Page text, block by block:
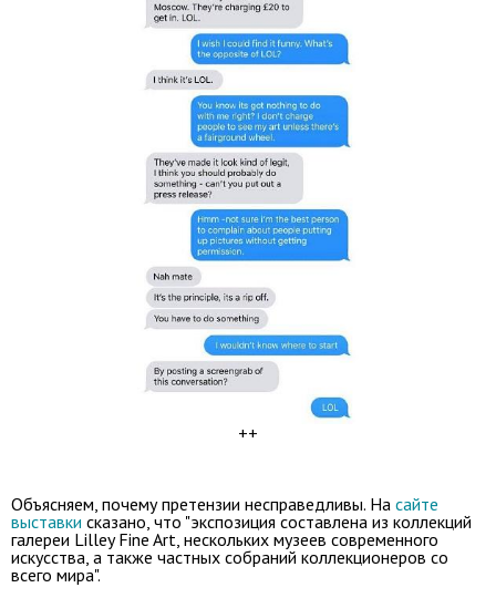
++
Объясняем, почему претензии несправедливы. На сайте
выставки сказано, что "экспозиция составлена из коллекций
галереи Lilley Fine Art, нескольких музеев современного
искусства, а также частных собраний коллекционеров со
всего мира".